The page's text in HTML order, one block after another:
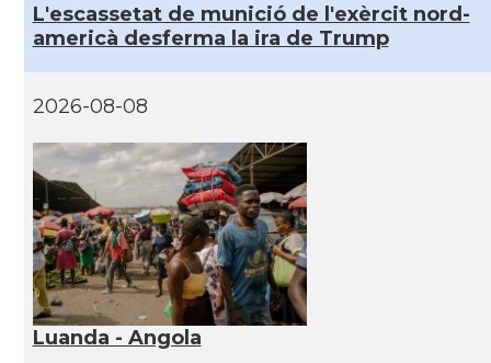
L'escassetat de munició de l'exèrcit nord-
americà desferma la ira de Trump
2026-08-08
Luanda - Angola